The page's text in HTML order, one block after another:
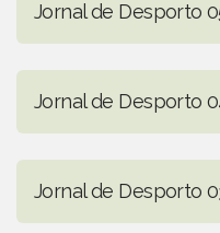
Jornal de Desporto
Jornal de Desporto
Jornal de Desporto